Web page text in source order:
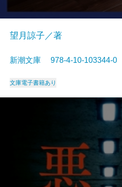
望月諒子／著
新潮文庫 978-4-10-103344-
文庫電子書籍あり